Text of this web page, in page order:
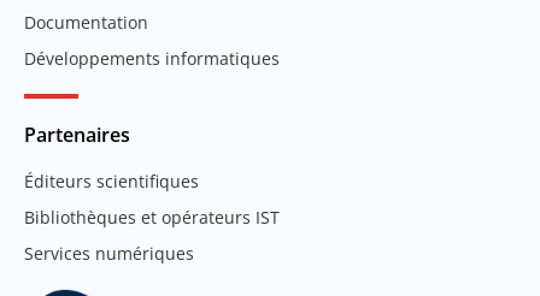
Documentation
Développements informatiques
Partenaires
Éditeurs scientifiques
Bibliothèques et opérateurs IST
Services numériques